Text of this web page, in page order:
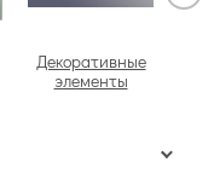
Декоративные
элементы